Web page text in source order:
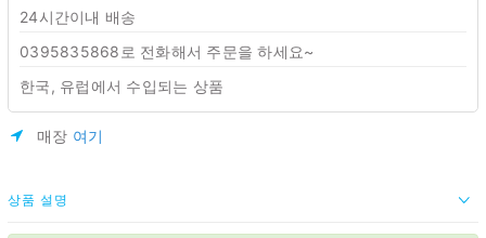
24시간이내 배송
0395835868로 전화해서 주문을 하세요~
한국, 유럽에서 수입되는 상품
매장 여기
상품 설명